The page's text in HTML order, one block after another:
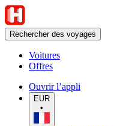
Rechercher des voyages
Voitures
Offres
Ouvrir l’appli
EUR
•